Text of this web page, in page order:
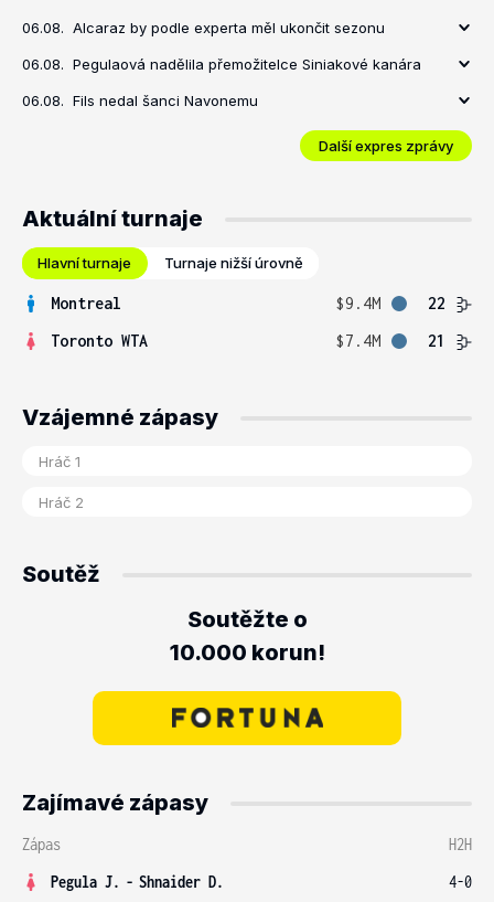
06.08. Alcaraz by podle experta měl ukončit sezonu
06.08. Pegulaová nadělila přemožitelce Siniakové kanára
06.08. Fils nedal šanci Navonemu
Další expres zprávy
Aktuální turnaje
Hlavní turnaje Turnaje nižší úrovně
Montreal $9.4M
22
Toronto WTA
$7.4M 21
Vzájemné zápasy
Soutěž
Soutěžte o
10.000 korun!
Zajímavé zápasy
Zápas
H2H
Pegula J. - Shnaider D.
4-0